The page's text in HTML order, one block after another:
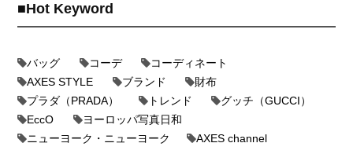
Hot Keyword
バッグ コーデ
コーディネート
AXES STYLE
ブランド
財布
プラダ（PRADA）
トレンド
グッチ（GUCCI）
EccO
ヨーロッパ写真日和
ニューヨーク・ニューヨーク
AXES channel